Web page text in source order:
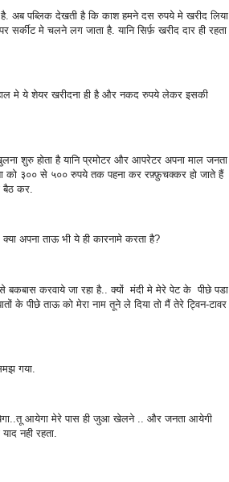
अब पब्लिक देखती है कि काश हमने दस रुपये मे खरीद लिया
मे चलने लग जाता है. यानि सिर्फ़ खरीद दार ही रहता
मे ये शेयर खरीदना ही है और नकद रुपये लेकर इसकी
शुरु होता है यानि प्रमोटर और आपरेटर अपना माल जनता
३०० से ५०० रुपये तक पहना कर रफ़्फ़ुचक्कर हो जाते हैं
बैठ कर.
अपना ताऊ भी ये ही कारनामे करता है?
करवाये जा रहा है.. क्यों मंदी मे मेरे पेट के पीछे पडा
के पीछे ताऊ को मेरा नाम तूने ले दिया तो मैं तेरे ट्विन-टावर
गया.
आयेगा मेरे पास ही जुआ खेलने .. और जनता आयेगी
नही रहता.